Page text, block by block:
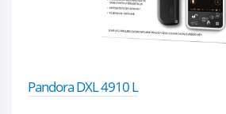
Pandora DXL 4910 L